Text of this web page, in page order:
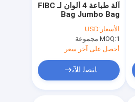
آلة طباعة 4 ألوان لـ FIBC
Bag Jumbo Bag
1200pcs/H SBY-
1450/2000
الأسعار:USD
MOQ:1 مجموعة
أحصل على آخر سعر
ﺎﺘﺼﻟ ﺍﻶﻧ